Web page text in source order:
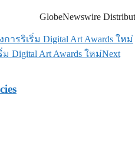
GlobeNewswire
ารริเริ่ม Digital Art Awards ใหม่
Digital Art Awards ใหม่Next